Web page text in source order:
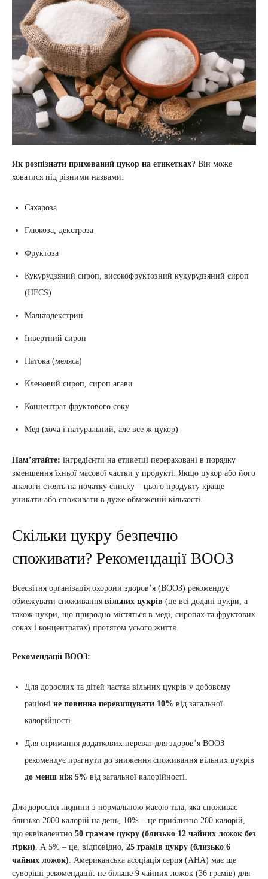
Як розпізнати прихований цукор на етикетках? Він може
ховатися під різними назвами:
Сахароза
Глюкоза, декстроза
Фруктоза
Кукурудзяний сироп, високофруктозний кукурудзяний сироп
(HFCS)
Мальтодекстрин
Інвертний сироп
Патока (меляса)
Кленовий сироп, сироп агави
Концентрат фруктового соку
Мед (хоча і натуральний, але все ж цукор)
Пам’ятайте: інгредієнти на етикетці перераховані в порядку
зменшення їхньої масової частки у продукті. Якщо цукор або його
аналоги стоять на початку списку – цього продукту краще
уникати або споживати в дуже обмеженій кількості.
Скільки цукру безпечно
споживати? Рекомендації ВООЗ
Всесвітня організація охорони здоров’я (ВООЗ) рекомендує
обмежувати споживання вільних цукрів (це всі додані цукри, а
також цукри, що природно містяться в меді, сиропах та фруктових
соках і концентратах) протягом усього життя.
Рекомендації ВООЗ:
Для дорослих та дітей частка вільних цукрів у добовому
раціоні не повинна перевищувати 10% від загальної
калорійності.
Для отримання додаткових переваг для здоров’я ВООЗ
рекомендує прагнути до зниження споживання вільних цукрів
до менш ніж 5% від загальної калорійності.
Для дорослої людини з нормальною масою тіла, яка споживає
близько 2000 калорій на день, 10% – це приблизно 200 калорій,
що еквівалентно 50 грамам цукру (близько 12 чайних ложок без
гірки) . А 5% – це, відповідно, 25 грамів цукру (близько 6
чайних ложок) . Американська асоціація серця (AHA) має ще
суворіші рекомендації: не більше 9 чайних ложок (36 грамів) для